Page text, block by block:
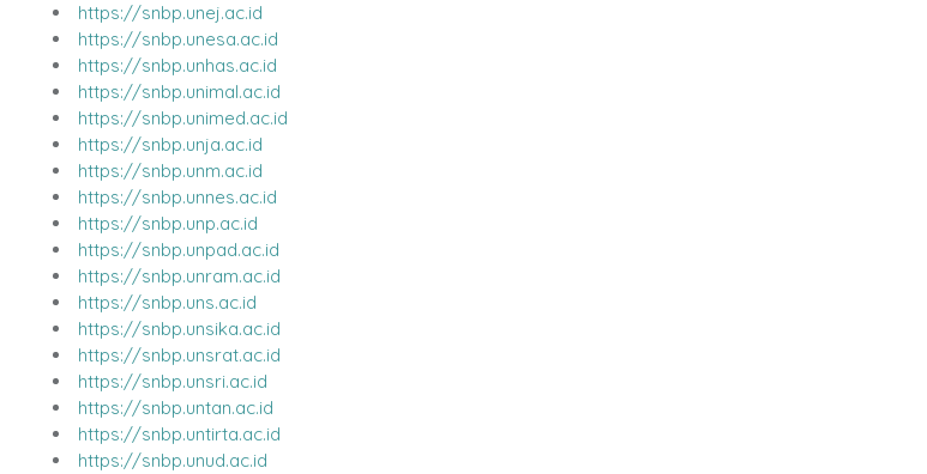
https://snbp.unej.ac.id
https://snbp.unesa.ac.id
https://snbp.unhas.ac.id
https://snbp.unimal.ac.id
https://snbp.unimed.ac.id
https://snbp.unja.ac.id
https://snbp.unm.ac.id
https://snbp.unnes.ac.id
https://snbp.unp.ac.id
https://snbp.unpad.ac.id
https://snbp.unram.ac.id
https://snbp.uns.ac.id
https://snbp.unsika.ac.id
https://snbp.unsrat.ac.id
https://snbp.unsri.ac.id
https://snbp.untan.ac.id
https://snbp.untirta.ac.id
https://snbp.unud.ac.id